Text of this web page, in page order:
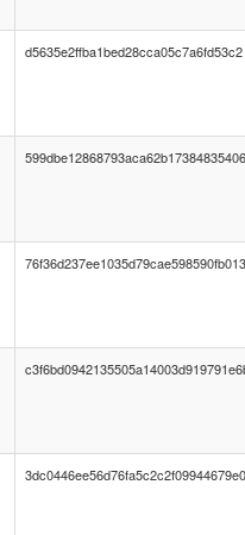
d5635e2ffba1bed28cca05c7a6fd53c2
76f36d237ee1035d79cae598590fb013
3dc0446ee56d76fa5c2c2f09944679e0